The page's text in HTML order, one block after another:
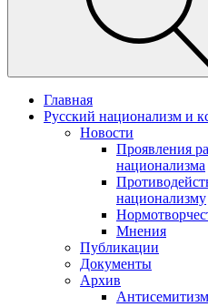
Главная
Русский национализм и
Новости
Проявления
национализма
национализму
Мнения
Публикации
Документы
Архив